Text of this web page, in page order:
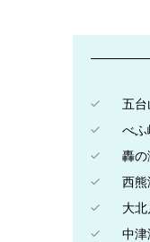
五台
べふ
轟の
西熊
大北
中津